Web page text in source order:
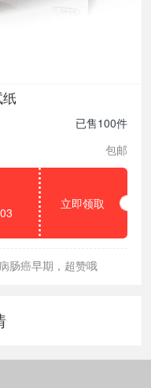
已售100件
包邮
立即领取
肠癌早期，超赞哦